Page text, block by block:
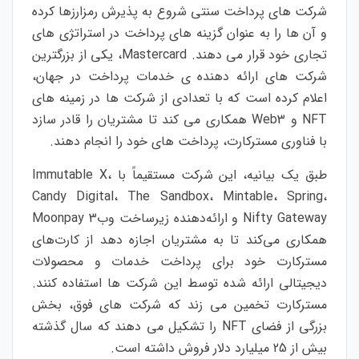
شرکت های پرداخت سنتی شروع به پذیرش رمزارزها کرده
و آن ها را به عنوان گزینه های پرداخت در استراتژی های
تجاری خود قرار می دهند. Mastercard، یکی از بزرگترین
شرکت های ارائه دهنده ی خدمات پرداخت در جهان،
اعلام کرده است که با تعدادی از شرکت ها در زمینه های
NFT و Web3 همکاری می کند تا مشتریان را قادر سازد
با فناوری مسترکارت، پرداخت های خود را انجام دهند.
طبق یک بیانیه، این شرکت مستقیماً با Immutable X،
Candy Digital، The Sandbox، Mintable، Spring،
Nifty Gateway و ارائه‌دهنده زیرساخت وب3 Moonpay
همکاری می‌کند تا به مشتریان اجازه دهد از کارت‌های
مسترکارت خود برای پرداخت خدمات و محصولات
دیجیتالی ارائه شده توسط این شرکت ها استفاده کنند.
مسترکارت تخمین می زند که شرکت های فوق، بخش
بزرگی از فضای NFT را تشکیل می دهند که سال گذشته
بیش از 25 میلیارد دلار فروش داشته است.